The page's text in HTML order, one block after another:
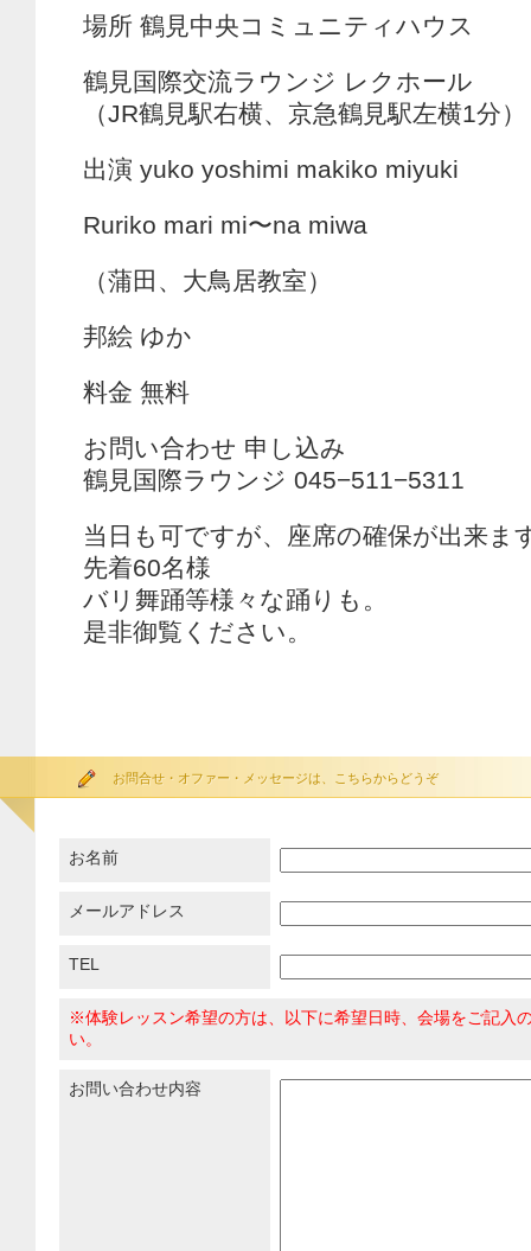
場所 鶴見中央コミュニティハウス
鶴見国際交流ラウンジ レクホール
（JR鶴見駅右横、京急鶴見駅左横1分）
出演 yuko yoshimi makiko miyuki
Ruriko mari mi〜na miwa
（蒲田、大鳥居教室）
邦絵 ゆか
料金 無料
お問い合わせ 申し込み
鶴見国際ラウンジ 045−511−5311
当日も可ですが、座席の確保が出来ま
先着60名様
バリ舞踊等様々な踊りも。
是非御覧ください。
お問合せ・オファー・メッセージは、こちらからどうぞ
お名前
メールアドレス
TEL
※体験レッスン希望の方は、以下に希望日時、会場をご記入
い。
お問い合わせ内容